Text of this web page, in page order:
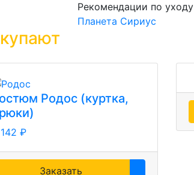
Рекомендации по уходу
Планета Сириус
Родос (куртка,
₽
Заказать